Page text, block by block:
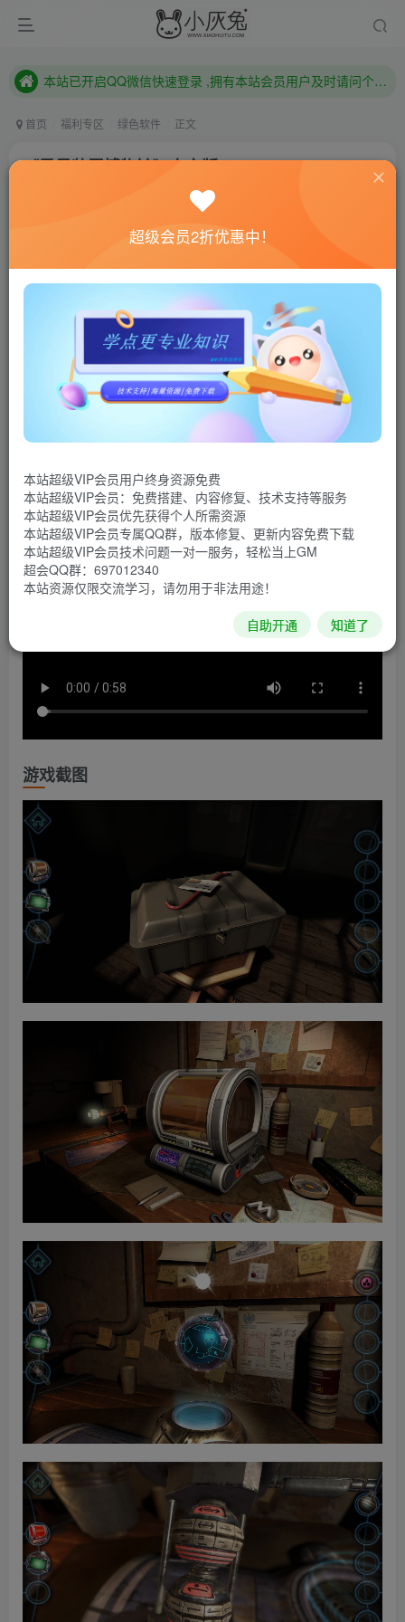
本站已开启QQ微信快速登录 ,拥有本站会员用户及时请问个人中心绑定！
本站已开启QQ微信快速登录 ,拥有本站会员用户及时请问个人中心绑定！
首页 福利专区 绿色软件 正文
《异星装置博物馆》中文版
联网教程： 内附教程
单机教程： 内附教程
不懂的话联系客服！！！
欢迎来到异星装置博物馆！走进这个氛围浓厚的解谜游
戏，跨越整个星系，探索美妙而又神秘的地外装置，利用自
己的逻辑思维和观察能力将它们修复。你有能力挖出这些装
游戏视频
游戏截图
超级会员2折优惠中！
本站超级VIP会员用户终身资源免费
本站超级VIP会员：免费搭建、内容修复、技术支持等服务
本站超级VIP会员优先获得个人所需资源
本站超级VIP会员专属QQ群，版本修复、更新内容免费下载
本站超级VIP会员技术问题一对一服务，轻松当上GM
超会QQ群：697012340
本站资源仅限交流学习，请勿用于非法用途！
自助开通 知道了